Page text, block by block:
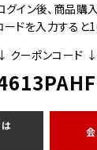
グイン後、商品購
ードを入力すると
↓ クーポンコード ↓